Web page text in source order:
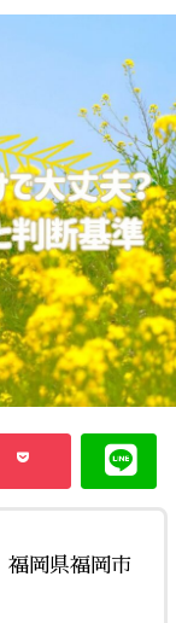
福岡県福岡市